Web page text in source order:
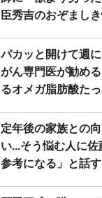
臣秀吉のおぞまし
パカッと開けて週
がん専門医が勧め
るオメガ脂肪酸たっ
定年後の家族との
い...そう悩む人に
参考になる」と話